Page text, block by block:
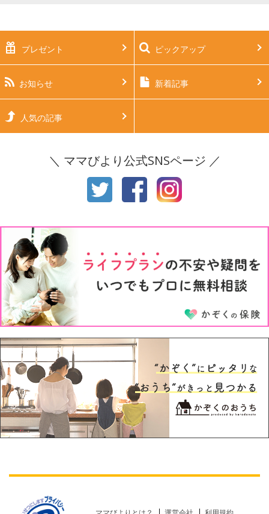
生後2ヶ月 生後3ヶ月
生後4ヶ月 生後5ヶ月
生後6ヶ月
生後11ヶ月
3才
5才 6才
プレゼント ピックアップ
お知らせ 新着記事
人気の記事
＼ ママびより公式SNSページ ／